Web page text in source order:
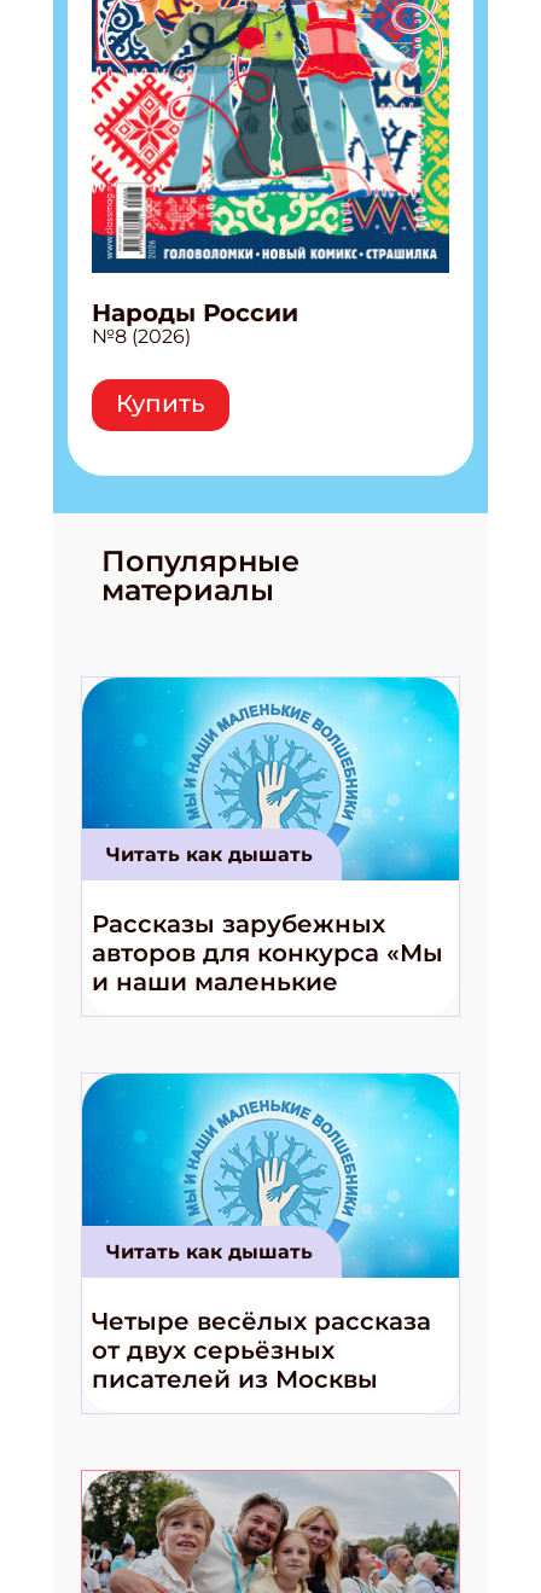
Народы России
№8 (2026)
Купить
Популярные
материалы
Читать как дышать
Рассказы зарубежных
авторов для конкурса «Мы
и наши маленькие
волшебники!»
Читать как дышать
Четыре весёлых рассказа
от двух серьёзных
писателей из Москвы